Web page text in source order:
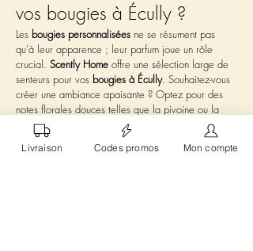
vos bougies à Écully ?
Les bougies personnalisées ne se résument pas
qu'à leur apparence ; leur parfum joue un rôle
crucial. Scently Home offre une sélection large de
senteurs pour vos bougies à Écully. Souhaitez-vous
créer une ambiance apaisante ? Optez pour des
notes florales douces telles que la pivoine ou la
fleur de coton. Vous préférez une atmosphère
chaleureuse ? Nos arômes de vanille et de
cannelle sauront vous combler. Chaque fragrance
Livraison Codes promos Mon compte